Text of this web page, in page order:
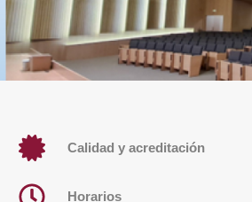
Calidad y acreditación
Horarios